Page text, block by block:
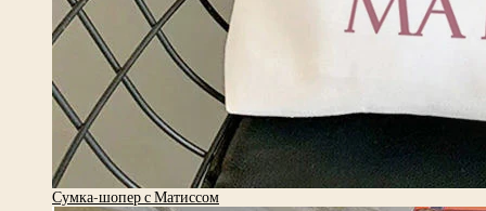
Сумка-шопер с Матиссом